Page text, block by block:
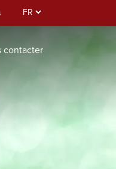
Select
contacter